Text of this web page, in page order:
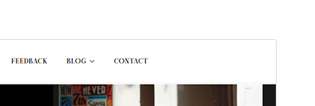
Última actualización
22 abril, 2026